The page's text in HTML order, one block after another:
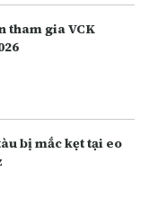
tham gia VCK
bị mắc kẹt tại eo